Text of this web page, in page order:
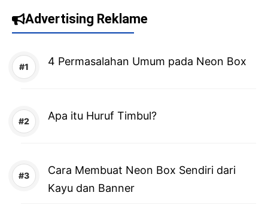
Advertising Reklame
4 Permasalahan Umum pada Neon Box
Apa itu Huruf Timbul?
Cara Membuat Neon Box Sendiri dari
Kayu dan Banner